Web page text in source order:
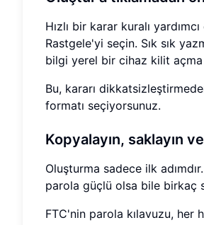
Hızlı bir karar kuralı
Rastgele'yi seçin. Sık sık
bilgi yerel bir cihaz kilit açma
Bu, kararı
formatı seçiyorsunuz.
Kopyalayın, saklayın
Oluşturma sadece ilk
parola güçlü olsa bile birkaç
FTC'nin parola kılavuzu, her